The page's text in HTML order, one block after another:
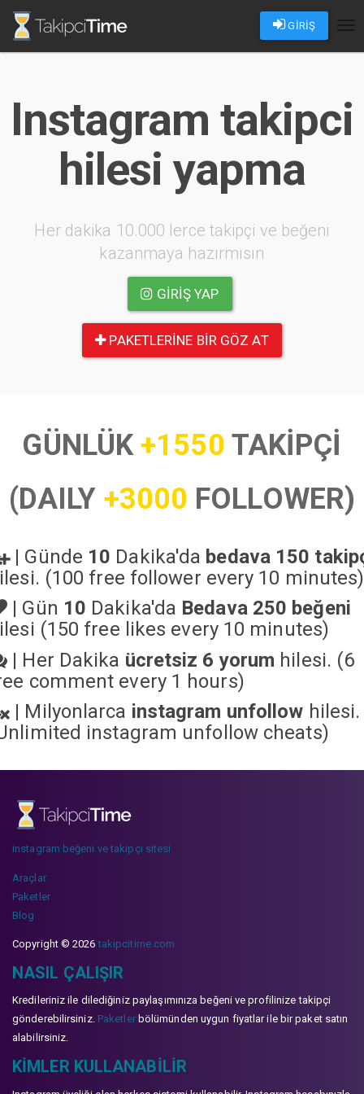
GİRİŞ
Instagram takipci
hilesi yapma
Her dakika 10.000 lerce takipçi ve beğeni
kazanmaya hazırmısın
GIRIŞ YAP
PAKETLERINE BIR GÖZ AT
GÜNLÜK+1550 TAKİPÇİ
(DAILY +3000 FOLLOWER)
| Günde 10 Dakika'da bedava 150
(100 free follower every 10 minutes)
| Gün 10 Dakika'da Bedava 250 beğeni
(150 free likes every 10 minutes)
| Her Dakika ücretsiz 6 yorum hilesi. (6
comment every 1 hours)
| Milyonlarca instagram unfollow hilesi.
instagram unfollow cheats)
instagram beğeni ve takipçi sitesi
Araçlar
Paketler
Blog
Copyright © 2026takipcitime.com
NASIL ÇALIŞIR
Kredileriniz ile dilediğiniz paylaşımınıza beğeni ve profilinize takipçi
gönderebilirsiniz. Paketlerbölümünden uygun fiyatlar ile bir paket satın
alabilirsiniz.
KIMLER KULLANABILIR